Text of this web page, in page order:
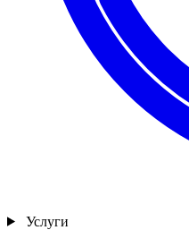
Услуги